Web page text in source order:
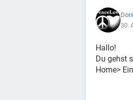
30.
Hallo!
Du gehst
Home>